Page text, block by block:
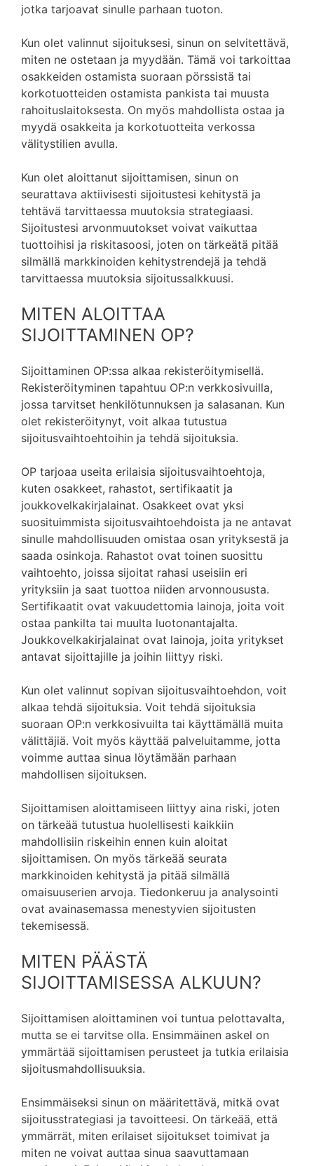
jotka tarjoavat sinulle parhaan tuoton.
Kun olet valinnut sijoituksesi, sinun on selvitettävä,
miten ne ostetaan ja myydään. Tämä voi tarkoittaa
osakkeiden ostamista suoraan pörssistä tai
korkotuotteiden ostamista pankista tai muusta
rahoituslaitoksesta. On myös mahdollista ostaa ja
myydä osakkeita ja korkotuotteita verkossa
välitystilien avulla.
Kun olet aloittanut sijoittamisen, sinun on
seurattava aktiivisesti sijoitustesi kehitystä ja
tehtävä tarvittaessa muutoksia strategiaasi.
Sijoitustesi arvonmuutokset voivat vaikuttaa
tuottoihisi ja riskitasoosi, joten on tärkeätä pitää
silmällä markkinoiden kehitystrendejä ja tehdä
tarvittaessa muutoksia sijoitussalkkuusi.
MITEN ALOITTAA
SIJOITTAMINEN OP?
Sijoittaminen OP:ssa alkaa rekisteröitymisellä.
Rekisteröityminen tapahtuu OP:n verkkosivuilla,
jossa tarvitset henkilötunnuksen ja salasanan. Kun
olet rekisteröitynyt, voit alkaa tutustua
sijoitusvaihtoehtoihin ja tehdä sijoituksia.
OP tarjoaa useita erilaisia sijoitusvaihtoehtoja,
kuten osakkeet, rahastot, sertifikaatit ja
joukkovelkakirjalainat. Osakkeet ovat yksi
suosituimmista sijoitusvaihtoehdoista ja ne antavat
sinulle mahdollisuuden omistaa osan yrityksestä ja
saada osinkoja. Rahastot ovat toinen suosittu
vaihtoehto, joissa sijoitat rahasi useisiin eri
yrityksiin ja saat tuottoa niiden arvonnoususta.
Sertifikaatit ovat vakuudettomia lainoja, joita voit
ostaa pankilta tai muulta luotonantajalta.
Joukkovelkakirjalainat ovat lainoja, joita yritykset
antavat sijoittajille ja joihin liittyy riski.
Kun olet valinnut sopivan sijoitusvaihtoehdon, voit
alkaa tehdä sijoituksia. Voit tehdä sijoituksia
suoraan OP:n verkkosivuilta tai käyttämällä muita
välittäjiä. Voit myös käyttää palveluitamme, jotta
voimme auttaa sinua löytämään parhaan
mahdollisen sijoituksen.
Sijoittamisen aloittamiseen liittyy aina riski, joten
on tärkeää tutustua huolellisesti kaikkiin
mahdollisiin riskeihin ennen kuin aloitat
sijoittamisen. On myös tärkeää seurata
markkinoiden kehitystä ja pitää silmällä
omaisuuserien arvoja. Tiedonkeruu ja analysointi
ovat avainasemassa menestyvien sijoitusten
tekemisessä.
MITEN PÄÄSTÄ
SIJOITTAMISESSA ALKUUN?
Sijoittamisen aloittaminen voi tuntua pelottavalta,
mutta se ei tarvitse olla. Ensimmäinen askel on
ymmärtää sijoittamisen perusteet ja tutkia erilaisia
sijoitusmahdollisuuksia.
Ensimmäiseksi sinun on määritettävä, mitkä ovat
sijoitusstrategiasi ja tavoitteesi. On tärkeää, että
ymmärrät, miten erilaiset sijoitukset toimivat ja
miten ne voivat auttaa sinua saavuttamaan